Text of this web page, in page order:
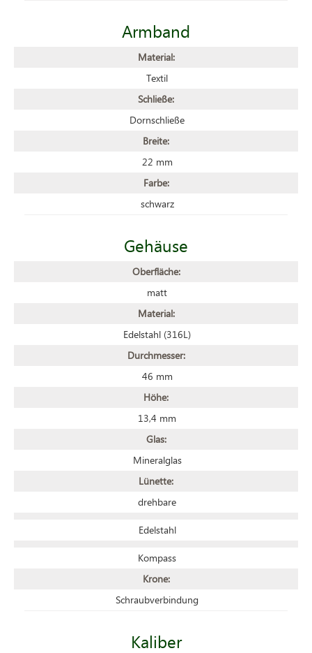
Armband
Material:
Textil
Schließe:
Dornschließe
Breite:
22 mm
Farbe:
schwarz
Gehäuse
Oberfläche:
matt
Material:
Edelstahl (316L)
Durchmesser:
46 mm
Höhe:
13,4 mm
Glas:
Mineralglas
Lünette:
drehbare
Edelstahl
Kompass
Krone:
Schraubverbindung
Kaliber